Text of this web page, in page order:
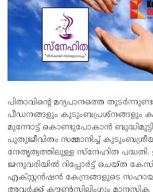
പിതാവിന്റെ മദ്യപാനത്തെ
പീഡനങ്ങളും കുടുംബപ്രശ്നങ്ങളും
മുന്നോട്ട് കൊണ്ടുപോകാൻ
പുതുജീവിതം സമ്മാനിച്ച്
നേതൃത്വത്തിലുള്ള സ്നേഹിത
ജനുവരിയിൽ റിപ്പോർട്ട് ചെയ്ത
എക്സ്റ്റൻഷൻ കേന്ദ്രങ്ങളുടെ
അവർക്ക് കൗൺസിലിംഗും